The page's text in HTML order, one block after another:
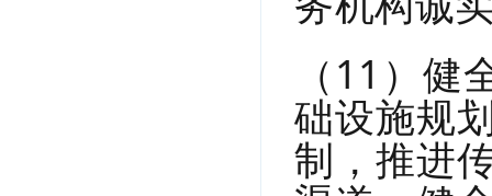
（11）
础设施规
制，推进